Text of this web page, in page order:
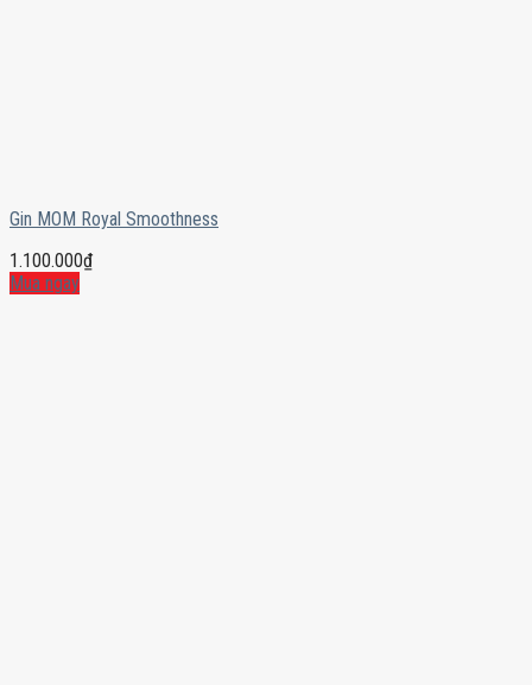
Gin MOM Royal Smoothness
1.100.000₫
Mua ngay